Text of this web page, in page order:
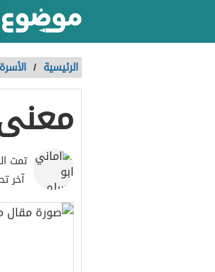
الرئيسية / الأسرة
تمت
آخر